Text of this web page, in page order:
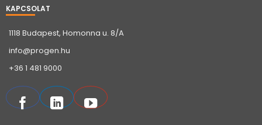
KAPCSOLAT
1118 Budapest, Homonna u. 8/A
info@progen.hu
+36 1 481 9000